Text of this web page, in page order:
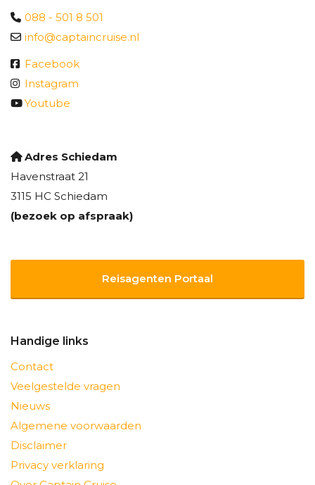
088 - 501 8 501
info@captaincruise.nl
Facebook
Instagram
Youtube
Adres Schiedam
Havenstraat 21
3115 HC Schiedam
(bezoek op afspraak)
Reisagenten Portaal
Handige links
Contact
Veelgestelde vragen
Nieuws
Algemene voorwaarden
Disclaimer
Privacy verklaring